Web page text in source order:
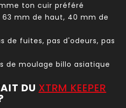
ton cuir préféré
63 mm de haut, 40 mm de
de fuites, pas d'odeurs, pas
de moulage billo asiatique
DU XTRM KEEPER